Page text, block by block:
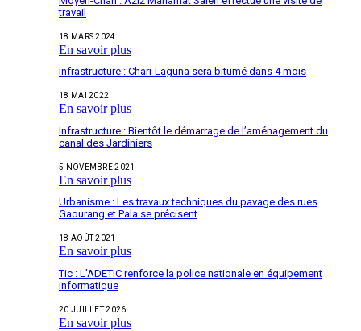
travail
18 MARS 2024
En savoir plus
Infrastructure : Chari-Laguna sera bitumé dans 4 mois
18 MAI 2022
En savoir plus
Infrastructure : Bientôt le démarrage de l’aménagement du
canal des Jardiniers
5 NOVEMBRE 2021
En savoir plus
Urbanisme : Les travaux techniques du pavage des rues
Gaourang et Pala se précisent
18 AOÛT 2021
En savoir plus
Tic : L’ADETIC renforce la police nationale en équipement
informatique
20 JUILLET 2026
En savoir plus